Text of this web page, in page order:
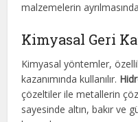
malzemelerin
Kimyasal Geri
Kimyasal yöntemler,
kazanımında kullanılır.
çözeltiler ile metallerin
sayesinde altın, bakır ve